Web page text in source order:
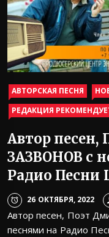
АВТОРСКАЯ ПЕСНЯ
РЕДАКЦИЯ
Автор песен,
ЗАЗВОНОВ с
Радио Песни
26 ОКТЯБРЯ, 2022
Автор песен, Поэт
песнями на Радио